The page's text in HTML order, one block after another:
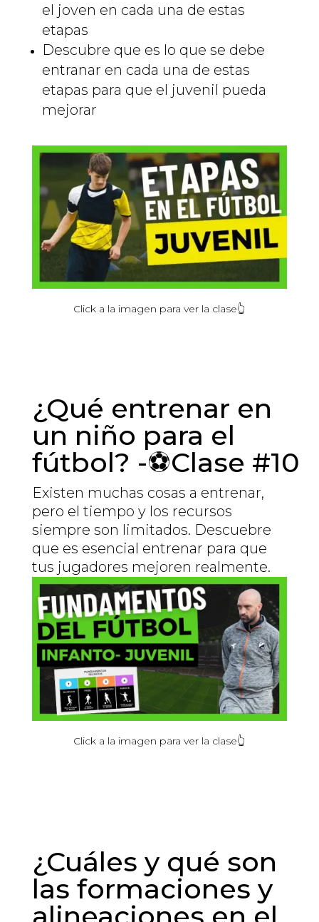
el joven en cada una de estas
etapas
Descubre que es lo que se debe
entranar en cada una de estas
etapas para que el juvenil pueda
mejorar
Click a la imagen para ver la clase👆
Click a la imagen para ver la clase👆
¿Qué entrenar en
un niño para el
fútbol? -⚽Clase #10
Existen muchas cosas a entrenar,
pero el tiempo y los recursos
siempre son limitados. Descuebre
que es esencial entrenar para que
tus jugadores mejoren realmente.
¿Cuáles y qué son
las formaciones y